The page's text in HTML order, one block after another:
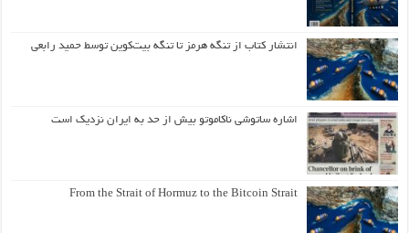
انتشار کتاب از تنگه هرمز تا تنگه بیت‌کوین توسط حمید رابعی
اشاره ساتوشی ناکاموتو بیش از حد به ایران نزدیک است
From the Strait of Hormuz to the Bitcoin Strait